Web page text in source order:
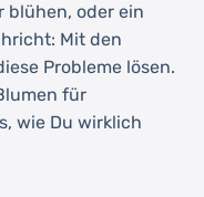
blühen, oder ein
Mit den
Probleme lösen.
für
wie Du wirklich